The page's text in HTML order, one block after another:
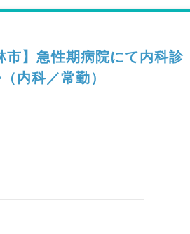
市】急性期病院にて内科診
内科／常勤）